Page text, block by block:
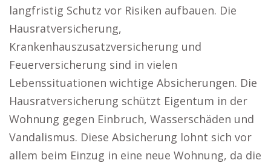
langfristig Schutz vor Risiken aufbauen. Die
Hausratversicherung,
Krankenhauszusatzversicherung und
Feuerversicherung sind in vielen
Lebenssituationen wichtige Absicherungen. Die
Hausratversicherung schützt Eigentum in der
Wohnung gegen Einbruch, Wasserschäden und
Vandalismus. Diese Absicherung lohnt sich vor
allem beim Einzug in eine neue Wohnung, da die